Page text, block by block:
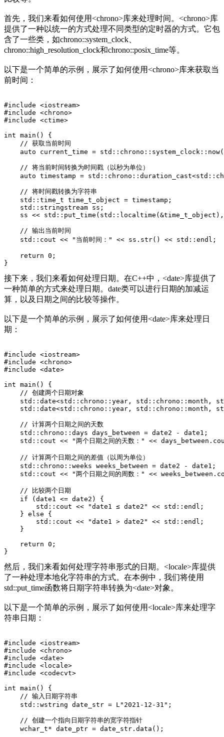
首先，我们来看如何使用<chrono>库来处理时间。<chrono>库
提供了一种以统一的方式处理不同类型的定时器的方式。它包
含了一些类，如chrono::system_clock、
chrono::high_resolution_clock和chrono::posix_time等。
以下是一个简单的示例，展示了如何使用<chrono>库来获取当
前时间：
#include <iostream>
#include <chrono>
#include <ctime>
int main() {
    // 获取当前时间
auto current_time =
    // 将当前时间转换为时间戳（以秒为单位）
auto timestamp =
    // 将时间戳转换为字符串
    std::time_t time_t_object = timestamp;
    std::stringstream ss;
ss <<
    // 输出当前时间
    std::cout << "当前时间：" << ss.str() << std::endl;
    return 0;
}
接下来，我们来看如何处理日期。在C++中，<date>库提供了
一种简单的方式来处理日期。date类可以进行日期的加减运
算，以及日期之间的比较等操作。
以下是一个简单的示例，展示了如何使用<date>库来处理日
期：
#include <iostream>
#include <chrono>
#include <date>
int main() {
    // 创建两个日期对象
std::date<std::chrono::year, std::chrono::month,
std::date<std::chrono::year, std::chrono::month,
    // 计算两个日期之间的天数
    std::chrono::days days_between = date2 - date1;
std::cout << "两个日期之间的天数：" <<
    // 计算两个日期之间的差值（以周为单位）
    std::chrono::weeks weeks_between = date2 - date1;
std::cout << "两个日期之间的周数：" <<
    // 比较两个日期
    if (date1 <= date2) {
        std::cout << "date1 ≤ date2" << std::endl;
    } else {
        std::cout << "date1 > date2" << std::endl;
    }
    return 0;
}
然后，我们来看如何处理字符串形式的日期。<locale>库提供
了一种处理本地化字符串的方式。在本例中，我们将使用
std::put_time函数将日期字符串转换为<date>对象。
以下是一个简单的示例，展示了如何使用<locale>库来处理字
符串日期：
#include <iostream>
#include <chrono>
#include <date>
#include <locale>
#include <codecvt>
int main() {
    // 输入日期字符串
    std::wstring date_str = L"2021-12-31";
    // 创建一个指向日期字符串的宽字符指针
    wchar_t* date_ptr = date_str.data();